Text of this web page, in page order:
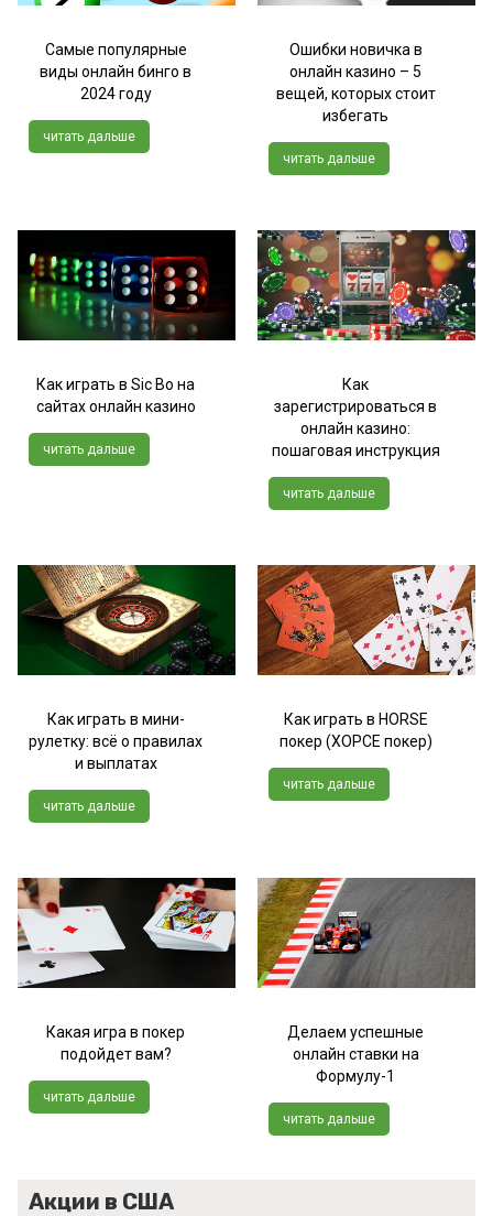
Самые популярные
виды онлайн бинго в
2024 году
читать дальше
Ошибки новичка в
онлайн казино – 5
вещей, которых стоит
избегать
читать дальше
Как играть в Sic Bo на
сайтах онлайн казино
читать дальше
Как
зарегистрироваться в
онлайн казино:
пошаговая инструкция
читать дальше
Как играть в мини-
рулетку: всё о правилах
и выплатах
читать дальше
Как играть в HORSE
покер (ХОРСЕ покер)
читать дальше
Какая игра в покер
подойдет вам?
читать дальше
Делаем успешные
онлайн ставки на
Формулу-1
читать дальше
Акции в США